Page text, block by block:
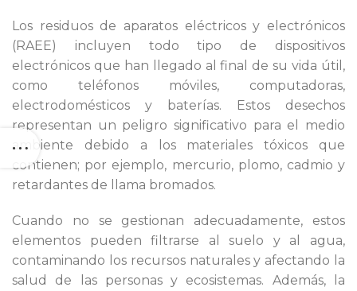
Los residuos de aparatos eléctricos y electrónicos
(RAEE) incluyen todo tipo de dispositivos
electrónicos que han llegado al final de su vida útil,
como teléfonos móviles, computadoras,
electrodomésticos y baterías. Estos desechos
representan un peligro significativo para el medio
ambiente debido a los materiales tóxicos que
contienen; por ejemplo, mercurio, plomo, cadmio y
retardantes de llama bromados.
Cuando no se gestionan adecuadamente, estos
elementos pueden filtrarse al suelo y al agua,
contaminando los recursos naturales y afectando la
salud de las personas y ecosistemas. Además, la